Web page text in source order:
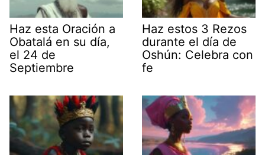
Haz esta Oración a
Obatalá en su día,
el 24 de
Septiembre
Haz estos 3 Rezos
durante el día de
Oshún: Celebra con
fe